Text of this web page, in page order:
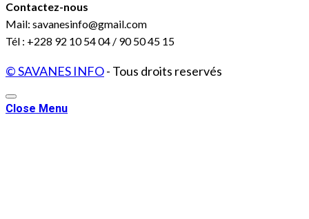
Contactez-nous
Mail: savanesinfo@gmail.com
Tél : +228 92 10 54 04 / 90 50 45 15
© SAVANES INFO- Tous droits reservés
Close Menu